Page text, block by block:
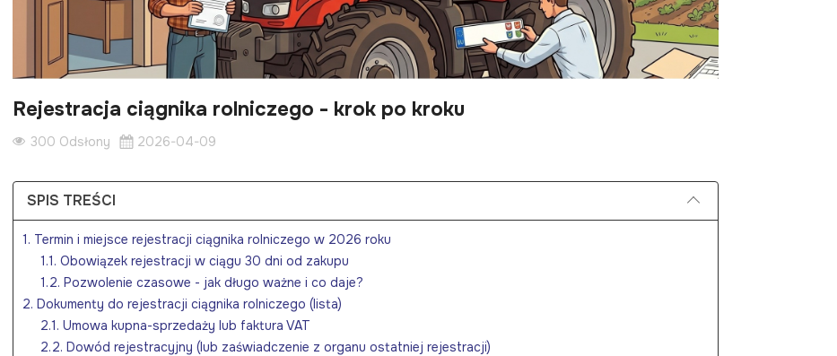
Rejestracja ciągnika rolniczego - krok po kroku
300 Odsłony 2026-04-09
SPIS TREŚCI
1. Termin i miejsce rejestracji ciągnika rolniczego w 2026 roku
1.1. Obowiązek rejestracji w ciągu 30 dni od zakupu
1.2. Pozwolenie czasowe - jak długo ważne i co daje?
2. Dokumenty do rejestracji ciągnika rolniczego (lista)
2.1. Umowa kupna-sprzedaży lub faktura VAT
2.2. Dowód rejestracyjny (lub zaświadczenie z organu ostatniej rejestracji)